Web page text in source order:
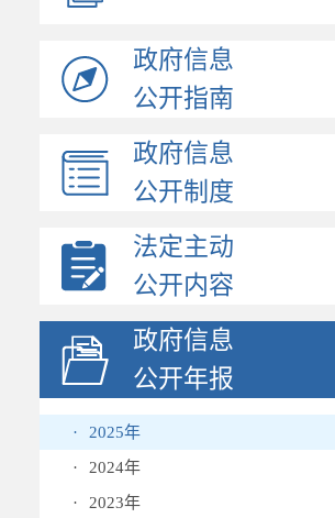
政府信息
公开指南
政府信息
公开制度
法定主动
公开内容
政府信息
公开年报
·
2025年
·
2024年
·
2023年